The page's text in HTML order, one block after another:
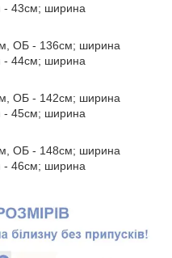
- 43см; ширина
ОБ - 136см; ширина
- 44см; ширина
ОБ - 142см; ширина
- 45см; ширина
ОБ - 148см; ширина
- 46см; ширина